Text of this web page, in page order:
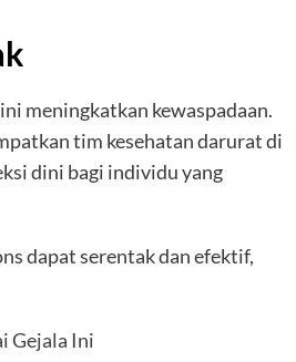
meningkatkan kewaspadaan.
tim kesehatan darurat di
dini bagi individu yang
dapat serentak dan efektif,
Gejala Ini